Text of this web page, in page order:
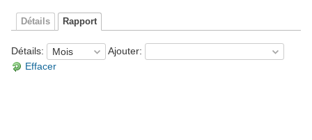
Détails Rapport
Détails: Ajouter:
Effacer